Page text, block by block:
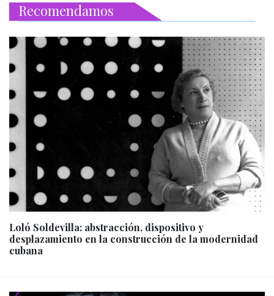
Recomendamos
Loló Soldevilla: abstracción, dispositivo y
desplazamiento en la construcción de la modernidad
cubana